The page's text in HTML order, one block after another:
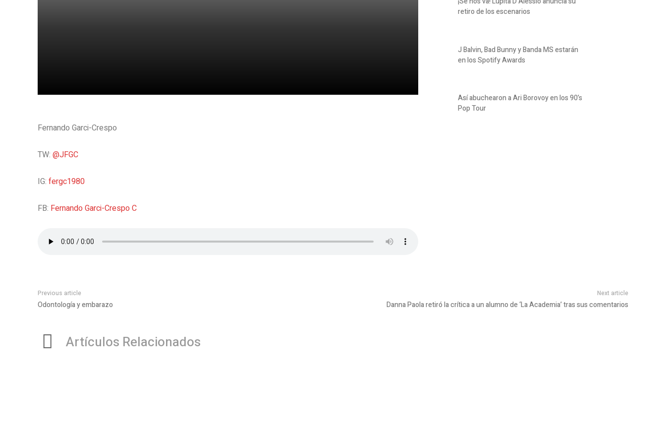
Fernando Garci-Crespo
TW: @JFGC
IG: fergc1980
FB: Fernando Garci-Crespo C
retiro de los escenarios
J Balvin, Bad Bunny y Banda MS estarán
en los Spotify Awards
Así abuchearon a Ari Borovoy en los 90’s
Pop Tour
Previous article
Odontología y embarazo
Next article
Danna Paola retiró la crítica a un alumno de ‘La Academia’ tras sus comentarios
Artículos Relacionados